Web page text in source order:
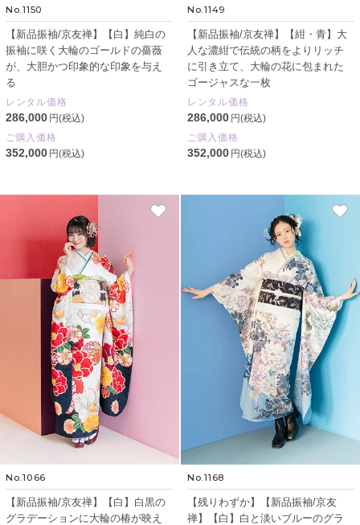
No.1150
【新品振袖/京友禅】【白】純白の
振袖に咲く大輪のゴールドの薔薇
が、大胆かつ印象的な印象を与え
る
レンタル価格
286,000 円(税込)
ご購入価格
352,000 円(税込)
No.1149
【新品振袖/京友禅】【紺・青】大
人な濃紺で伝統の柄をよりリッチ
に引き立て、大輪の花に包まれた
ゴージャスな一枚
レンタル価格
286,000 円(税込)
ご購入価格
352,000 円(税込)
No.1066
【新品振袖/京友禅】【白】白黒の
グラデーションに大輪の椿が映え
No.1168
【残りわずか】【新品振袖/京友
禅】【白】白と淡いブルーのグラ